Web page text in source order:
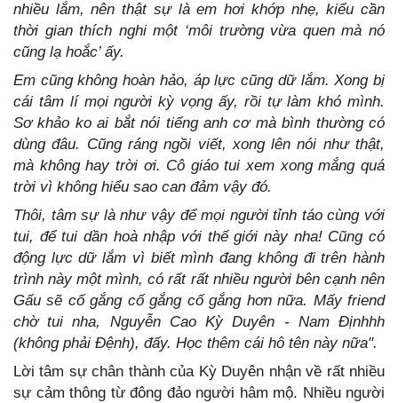
nhiều lắm, nên thật sự là em hơi khớp nhẹ, kiểu cần
thời gian thích nghi một ‘môi trường vừa quen mà nó
cũng lạ hoắc’ ấy.
Em cũng không hoàn hảo, áp lực cũng dữ lắm. Xong bị
cái tâm lí mọi người kỳ vọng ấy, rồi tự làm khó mình.
Sơ khảo ko ai bắt nói tiếng anh cơ mà bình thường có
dùng đâu. Cũng ráng ngồi viết, xong lên nói như thật,
mà không hay trời ơi. Cô giáo tui xem xong mắng quá
trời vì không hiểu sao can đảm vậy đó.
Thôi, tâm sự là như vậy để mọi người tỉnh táo cùng với
tui, để tui dần hoà nhập với thế giới này nha! Cũng có
động lực dữ lắm vì biết mình đang không đi trên hành
trình này một mình, có rất rất nhiều người bên cạnh nên
Gấu sẽ cố gắng cố gắng cố gắng hơn nữa. Mấy friend
chờ tui nha, Nguyễn Cao Kỳ Duyên - Nam Địnhhh
(không phải Đệnh), đấy. Học thêm cái hô tên này nữa".
Lời tâm sự chân thành của Kỳ Duyên nhận về rất nhiều
sự cảm thông từ đông đảo người hâm mộ. Nhiều người